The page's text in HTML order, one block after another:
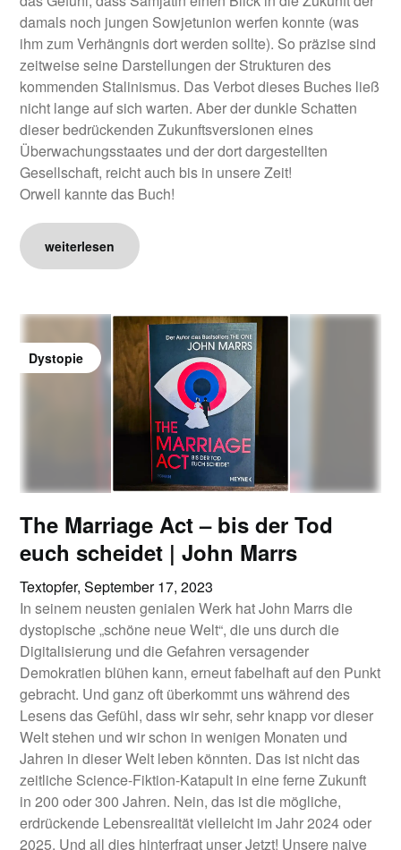
damals noch jungen Sowjetunion werfen konnte (was
ihm zum Verhängnis dort werden sollte). So präzise sind
zeitweise seine Darstellungen der Strukturen des
kommenden Stalinismus. Das Verbot dieses Buches ließ
nicht lange auf sich warten. Aber der dunkle Schatten
dieser bedrückenden Zukunftsversionen eines
Überwachungsstaates und der dort dargestellten
Gesellschaft, reicht auch bis in unsere Zeit!
Orwell kannte das Buch!
weiterlesen
Dystopie
The Marriage Act – bis der Tod
euch scheidet | John Marrs
Textopfer,September 17, 2023
In seinem neusten genialen Werk hat John Marrs die
dystopische „schöne neue Welt“, die uns durch die
Digitalisierung und die Gefahren versagender
Demokratien blühen kann, erneut fabelhaft auf den Punkt
gebracht. Und ganz oft überkommt uns während des
Lesens das Gefühl, dass wir sehr, sehr knapp vor dieser
Welt stehen und wir schon in wenigen Monaten und
Jahren in dieser Welt leben könnten. Das ist nicht das
zeitliche Science-Fiktion-Katapult in eine ferne Zukunft
in 200 oder 300 Jahren. Nein, das ist die mögliche,
erdrückende Lebensrealität vielleicht im Jahr 2024 oder
2025. Und all dies hinterfragt unser Jetzt! Unsere naive